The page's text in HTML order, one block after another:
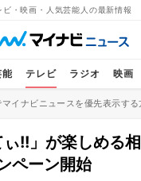
ビ・映画・人気芸能人の最新情報
能 テレビ ラジオ 映画
イナビニュースを優先表示する
ぃ!!」が楽しめる
ペーン開始